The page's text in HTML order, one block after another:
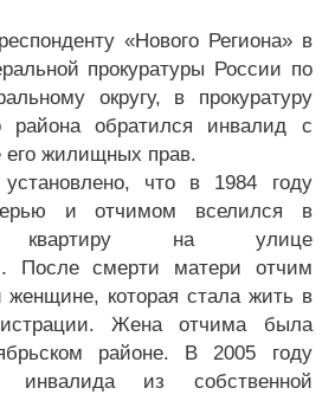
«Нового Региона» в
прокуратуры России по
округу, в прокуратуру
района обратился инвалид с
его жилищных прав.
что в 1984 году
и отчимом вселился в
квартиру на улице
После смерти матери отчим
женщине, которая стала жить в
Жена отчима была
районе. В 2005 году
инвалида из собственной